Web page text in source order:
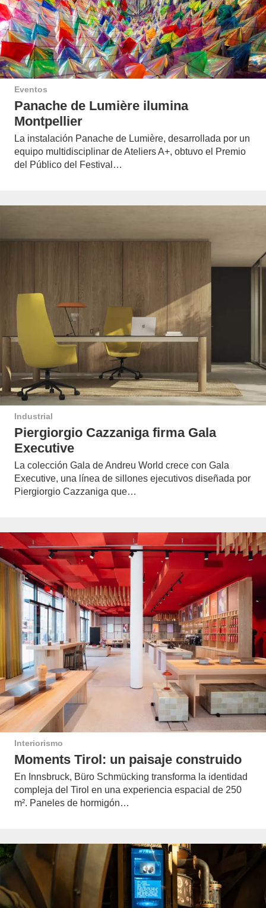
Eventos
Panache de Lumière ilumina
Montpellier
La instalación Panache de Lumière, desarrollada por un
equipo multidisciplinar de Ateliers A+, obtuvo el Premio
del Público del Festival…
Industrial
Piergiorgio Cazzaniga firma Gala
Executive
La colección Gala de Andreu World crece con Gala
Executive, una línea de sillones ejecutivos diseñada por
Piergiorgio Cazzaniga que…
Interiorismo
Moments Tirol: un paisaje construido
En Innsbruck, Büro Schmücking transforma la identidad
compleja del Tirol en una experiencia espacial de 250
m². Paneles de hormigón…